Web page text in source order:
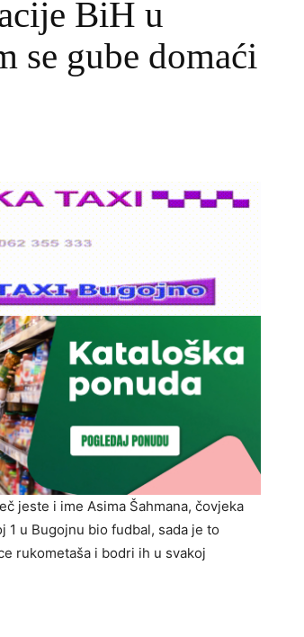
BiH u
se gube domaći
jeste i ime Asima Šahmana, čovjeka
u Bugojnu bio fudbal, sada je to
rukometaša i bodri ih u svakoj